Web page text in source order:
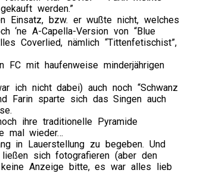
werden.”
Einsatz, bzw. er wußte nicht, welches
‘ne A-Capella-Version von “Blue
Coverlied, nämlich “Tittenfetischist”,
FC mit haufenweise minderjährigen
ich nicht dabei) auch noch “Schwanz
Farin sparte sich das Singen auch
ihre traditionelle Pyramide
mal wieder…
in Lauerstellung zu begeben. Und
sich fotografieren (aber den
Anzeige bitte, es war alles lieb